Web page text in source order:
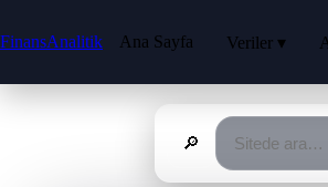
FinansAnalitik Ana Sayfa Veriler ▾
🔎